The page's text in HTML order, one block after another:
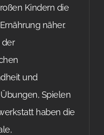
Kindern die
näher.
der
und
Spielen
haben die